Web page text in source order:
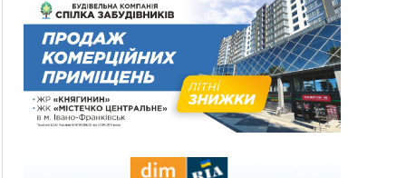
просто в полі: поліція розслідує отруєння
земель
13:25
Пірс, ігровий майданчик і зона для пікніків:
оголосили тендер на 7 мільйонів на
благоустрій Німецького озера
12:14
У Калуші на озері в міському парку масово
загинули качки та риба
600 тисяч за переправлення чоловіків до